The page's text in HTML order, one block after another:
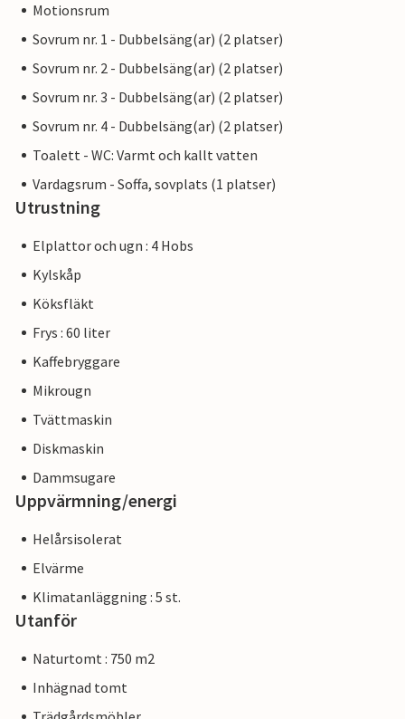
Motionsrum
Sovrum nr. 1 - Dubbelsäng(ar) (2 platser)
Sovrum nr. 2 - Dubbelsäng(ar) (2 platser)
Sovrum nr. 3 - Dubbelsäng(ar) (2 platser)
Sovrum nr. 4 - Dubbelsäng(ar) (2 platser)
Toalett - WC: Varmt och kallt vatten
Vardagsrum - Soffa, sovplats (1 platser)
Utrustning
Elplattor och ugn : 4 Hobs
Kylskåp
Köksfläkt
Frys : 60 liter
Kaffebryggare
Mikrougn
Tvättmaskin
Diskmaskin
Dammsugare
Uppvärmning/energi
Helårsisolerat
Elvärme
Klimatanläggning : 5 st.
Utanför
Naturtomt : 750 m2
Inhägnad tomt